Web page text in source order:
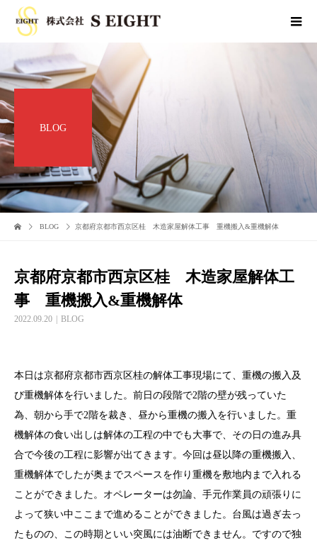
BLOG
BLOG 京都府京都市西京区桂 木造家屋解体工事 重機搬入&重機解体
京都府京都市西京区桂 木造家屋解体工
事 重機搬入&重機解体
2022.09.20 BLOG
本日は京都府京都市西京区桂の解体工事現場にて、重機の搬入及
び重機解体を行いました。前日の段階で2階の壁が残っていた
為、朝から手で2階を裁き、昼から重機の搬入を行いました。重
機解体の食い出しは解体の工程の中でも大事で、その日の進み具
合で今後の工程に影響が出てきます。今回は昼以降の重機搬入、
重機解体でしたが奥までスペースを作り重機を敷地内まで入れる
ことができました。オペレーターは勿論、手元作業員の頑張りに
よって狭い中ここまで進めることができました。台風は過ぎ去っ
たものの、この時期といい突風には油断できません。ですので独